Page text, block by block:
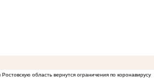
область вернутся ограничения по коронавирусу